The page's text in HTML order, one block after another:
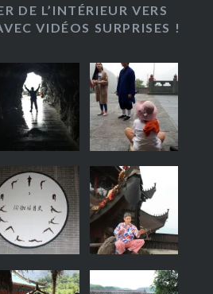
DE L’INTÉRIEUR VERS
VIDÉOS SURPRISES !